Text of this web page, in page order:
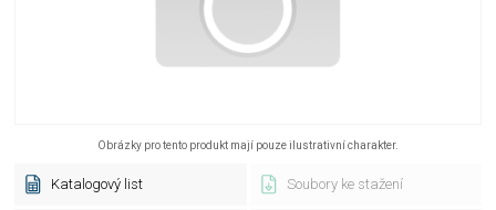
Obrázky pro tento produkt mají pouze ilustrativní charakter.
Katalogový list Soubory ke stažení